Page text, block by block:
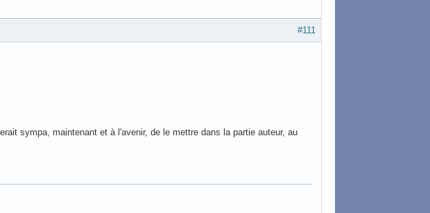
#111
sympa, maintenant et à l'avenir, de le mettre dans la partie auteur, au